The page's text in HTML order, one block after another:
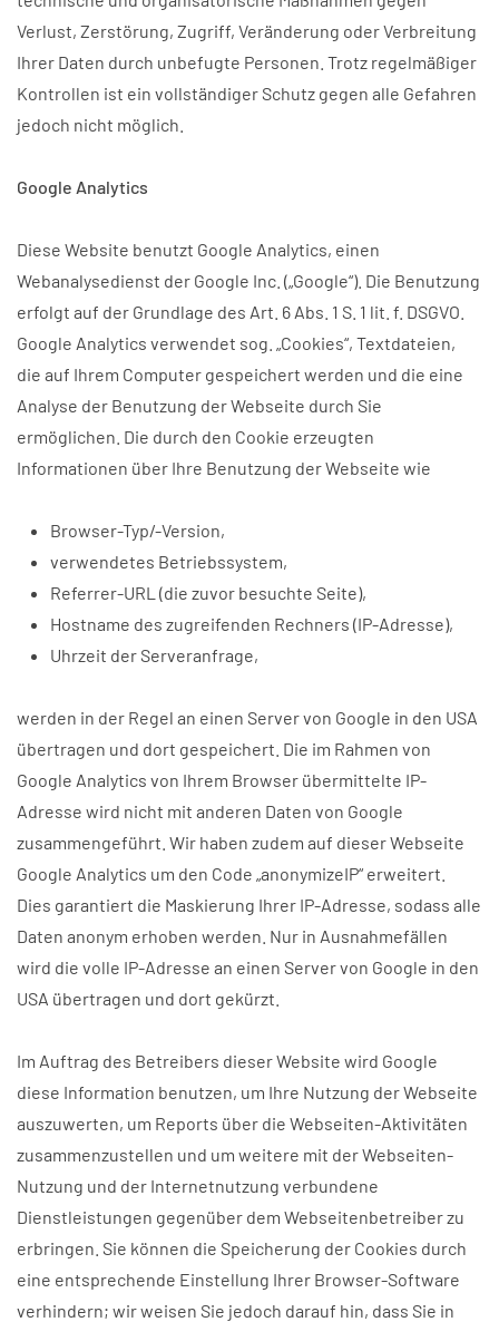
Verlust, Zerstörung, Zugriff, Veränderung oder Verbreitung
Ihrer Daten durch unbefugte Personen. Trotz regelmäßiger
Kontrollen ist ein vollständiger Schutz gegen alle Gefahren
jedoch nicht möglich.
Google Analytics
Diese Website benutzt Google Analytics, einen
Webanalysedienst der Google Inc. („Google“). Die Benutzung
erfolgt auf der Grundlage des Art. 6 Abs. 1 S. 1 lit. f. DSGVO.
Google Analytics verwendet sog. „Cookies“, Textdateien,
die auf Ihrem Computer gespeichert werden und die eine
Analyse der Benutzung der Webseite durch Sie
ermöglichen. Die durch den Cookie erzeugten
Informationen über Ihre Benutzung der Webseite wie
Browser-Typ/-Version,
verwendetes Betriebssystem,
Referrer-URL (die zuvor besuchte Seite),
Hostname des zugreifenden Rechners (IP-Adresse),
Uhrzeit der Serveranfrage,
werden in der Regel an einen Server von Google in den USA
übertragen und dort gespeichert. Die im Rahmen von
Google Analytics von Ihrem Browser übermittelte IP-
Adresse wird nicht mit anderen Daten von Google
zusammengeführt. Wir haben zudem auf dieser Webseite
Google Analytics um den Code „anonymizeIP“ erweitert.
Dies garantiert die Maskierung Ihrer IP-Adresse, sodass alle
Daten anonym erhoben werden. Nur in Ausnahmefällen
wird die volle IP-Adresse an einen Server von Google in den
USA übertragen und dort gekürzt.
Im Auftrag des Betreibers dieser Website wird Google
diese Information benutzen, um Ihre Nutzung der Webseite
auszuwerten, um Reports über die Webseiten-Aktivitäten
zusammenzustellen und um weitere mit der Webseiten-
Nutzung und der Internetnutzung verbundene
Dienstleistungen gegenüber dem Webseitenbetreiber zu
erbringen. Sie können die Speicherung der Cookies durch
eine entsprechende Einstellung Ihrer Browser-Software
verhindern; wir weisen Sie jedoch darauf hin, dass Sie in